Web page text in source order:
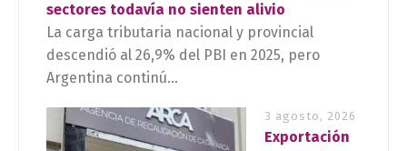
sectores todavía no sienten alivio
La carga tributaria nacional y provincial
descendió al 26,9% del PBI en 2025, pero
Argentina continú...
3 agosto, 2026
Exportación